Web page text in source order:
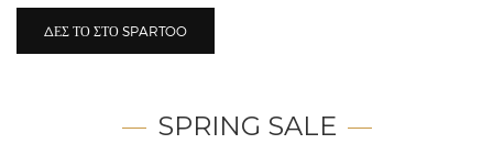
ΔΕΣ ΤΟ ΣΤΟ SPARTOO
SPRING SALE